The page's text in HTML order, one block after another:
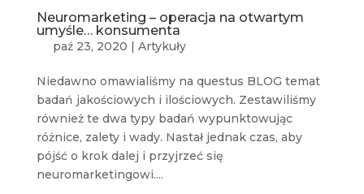
Neuromarketing – operacja na otwartym
umyśle… konsumenta
paź 23, 2020 | Artykuły
Niedawno omawialiśmy na questus BLOG temat
badań jakościowych i ilościowych. Zestawiliśmy
również te dwa typy badań wypunktowując
różnice, zalety i wady. Nastał jednak czas, aby
pójść o krok dalej i przyjrzeć się
neuromarketingowi....